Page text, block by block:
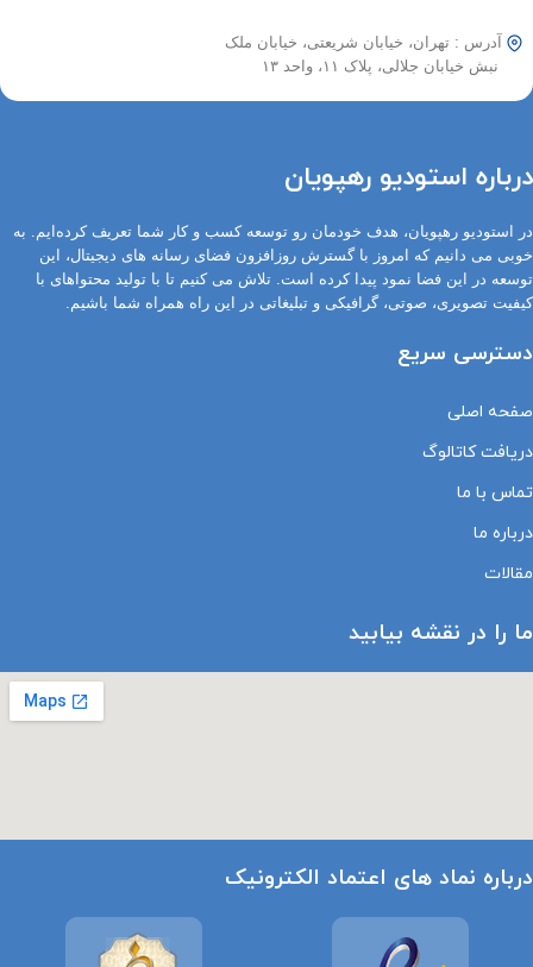
آدرس : تهران، خیابان شریعتی، خیابان ملک
نبش خیابان جلالی، پلاک ۱۱، واحد ۱۳
درباره استودیو رهپویان
در استودیو رهپویان، هدف خودمان رو توسعه کسب و کار شما تعریف کرده‌ایم. به
خوبی می دانیم که امروز با گسترش روزافزون فضای رسانه های دیجیتال، این
توسعه در این فضا نمود پیدا کرده است. تلاش می کنیم تا با تولید محتواهای با
کیفیت تصویری، صوتی، گرافیکی و تبلیغاتی در این راه همراه شما باشیم.
دسترسی سریع
صفحه اصلی
دریافت کاتالوگ
تماس با ما
درباره ما
مقالات
ما را در نقشه بیابید
درباره نماد های اعتماد الکترونیک